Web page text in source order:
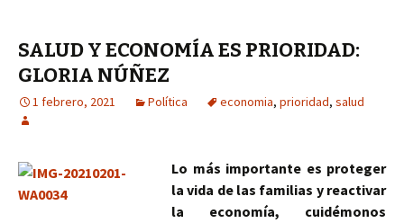
SALUD Y ECONOMÍA ES PRIORIDAD:
GLORIA NÚÑEZ
1 febrero, 2021 Política economia, prioridad, salud
Lo más importante es proteger
la vida de las familias y reactivar
la economía, cuidémonos